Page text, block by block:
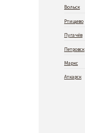
Вольск
Ртищево
Пугачёв
Петровск
Маркс
Аткарск